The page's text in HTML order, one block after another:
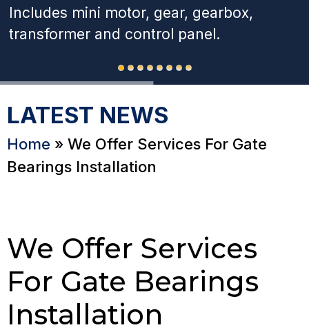
Includes mini motor, gear, gearbox,
transformer and control panel.
LATEST NEWS
Home » We Offer Services For Gate
Bearings Installation
We Offer Services
For Gate Bearings
Installation